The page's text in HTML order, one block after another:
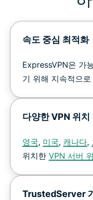
속도 중심 최적화
ExpressVPN은 가
기 위해 지속적으
다양한 VPN 위치
영국, 미국, 캐나다,
위치한 VPN 서버
TrustedServer